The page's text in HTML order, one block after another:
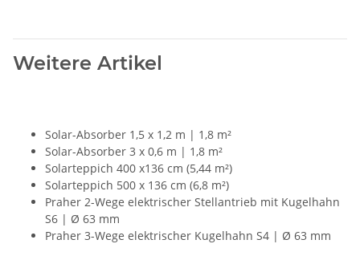
Weitere Artikel
Solar-Absorber 1,5 x 1,2 m | 1,8 m²
Solar-Absorber 3 x 0,6 m | 1,8 m²
Solarteppich 400 x136 cm (5,44 m²)
Solarteppich 500 x 136 cm (6,8 m²)
Praher 2-Wege elektrischer Stellantrieb mit Kugelhahn
S6 | Ø 63 mm
Praher 3-Wege elektrischer Kugelhahn S4 | Ø 63 mm